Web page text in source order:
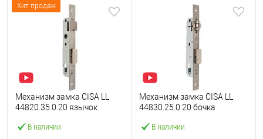
Хит продаж
В наличии
Механизм замка CISA LL
44820.35.0.20 язычок
нержавеющая сталь
В наличии
Механизм замка CISA LL
44830.25.0.20 бочка
нержавеющая сталь